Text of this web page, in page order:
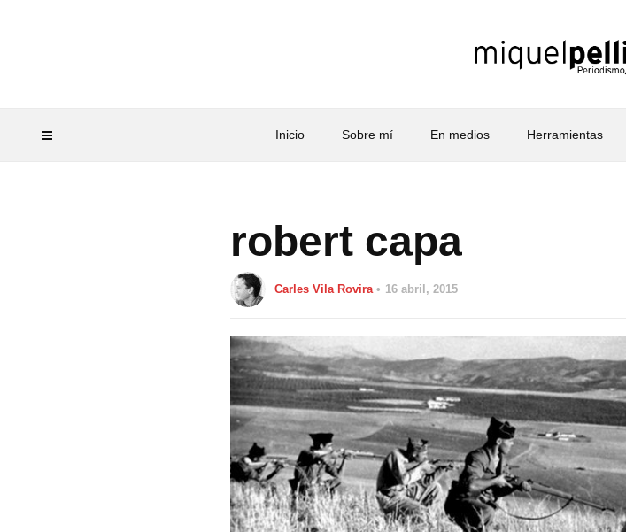
Inicio Sobre mí En medios Herramientas
robert capa
Carles Vila Rovira 16 abril, 2015